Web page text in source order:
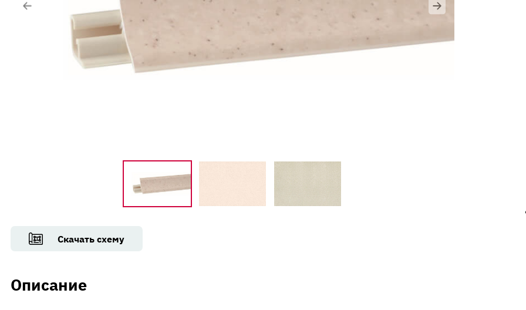
Вакансии
Напишите нам
Скачать схему
Описание